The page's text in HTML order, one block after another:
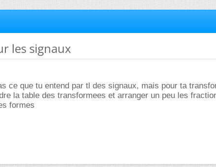
les signaux
ce que tu entend par tl des signaux, mais pour ta
la table des transformees et arranger un peu les
formes